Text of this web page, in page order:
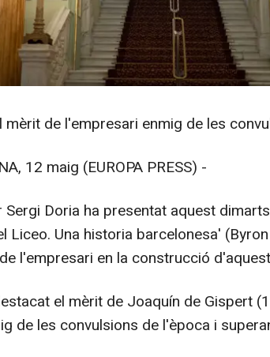
mèrit de l'empresari enmig de les
12 maig (EUROPA PRESS) -
Sergi Doria ha presentat aquest
Liceo. Una historia barcelonesa'
l'empresari en la construcció
el mèrit de Joaquín de Gispert
de les convulsions de l'època i